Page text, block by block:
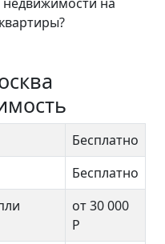
Бесплатно
Бесплатно
от 30 000
Р